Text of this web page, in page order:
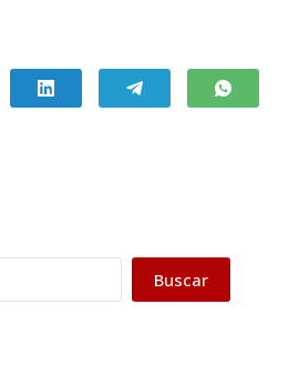
Buscar